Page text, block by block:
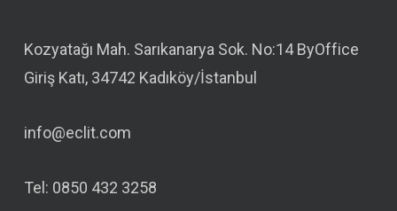
Kozyatağı Mah. Sarıkanarya Sok. No:14 ByOffice
Giriş Katı, 34742 Kadıköy/İstanbul
info@eclit.com
Tel: 0850 432 3258